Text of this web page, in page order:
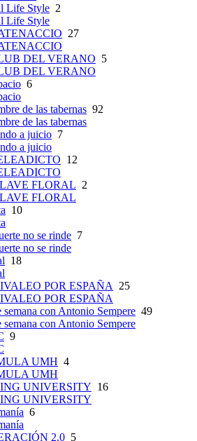
Life Style 2
Life Style
27
DEL VERANO 5
DEL VERANO
6
de las tabernas 92
de las tabernas
a juicio 7
a juicio
12
FLORAL 2
FLORAL
10
no se rinde 7
no se rinde
18
POR ESPAÑA
25
POR ESPAÑA
semana con Antonio Sempere 49
semana con Antonio Sempere
9
UMH 4
UMH
UNIVERSITY 16
UNIVERSITY
6
2.0 5